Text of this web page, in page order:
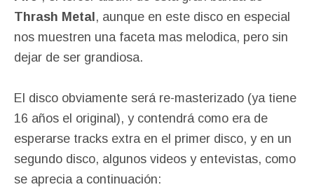
Thrash Metal , aunque en este disco en especial
nos muestren una faceta mas melodica, pero sin
dejar de ser grandiosa.
El disco obviamente será re-masterizado (ya tiene
16 años el original), y contendrá como era de
esperarse tracks extra en el primer disco, y en un
segundo disco, algunos videos y entevistas, como
se aprecia a continuación: